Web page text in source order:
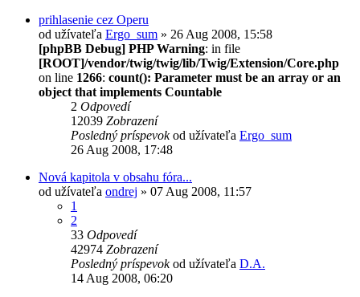
prihlasenie cez Operu
od užívateľa Ergo_sum » 26 Aug 2008, 15:58
[phpBB Debug] PHP Warning: in file
[ROOT]/vendor/twig/twig/lib/Twig/Extension/Core.php
on line 1266: count(): Parameter must be an array or an
object that implements Countable
2 Odpovedí
12039 Zobrazení
Posledný príspevokod užívateľa Ergo_sum
26 Aug 2008, 17:48
Nová kapitola v obsahu fóra...
od užívateľa ondrej » 07 Aug 2008, 11:57
1
2
33 Odpovedí
42974 Zobrazení
Posledný príspevokod užívateľa D.A.
14 Aug 2008, 06:20